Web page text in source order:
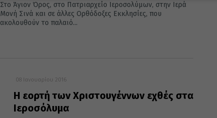
Στο Άγιον Όρος, στο Πατριαρχείο Ιεροσολύμων, στην Ιερά
Μονή Σινά και σε άλλες Ορθόδοξες Εκκλησίες, που
ακολουθούν το παλαιό...
08 Ιανουαρίου 2016
Η εορτή των Χριστουγέννων εχθές στα
Ιεροσόλυμα